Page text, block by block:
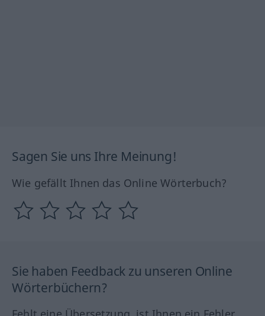
Sagen Sie uns Ihre Meinung!
Wie gefällt Ihnen das Online Wörterbuch?
Sie haben Feedback zu unseren Online
Wörterbüchern?